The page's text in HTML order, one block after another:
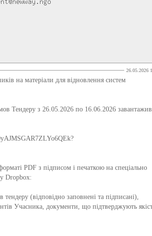
26.05.2026
на матеріали для відновлення систем
Тендеру з 26.05.2026 по 16.06.2026
PDF з підписом і печаткою на спеціально
Dropbox:
(відповідно заповнені та підписані),
Учасника, документи, що підтверджують